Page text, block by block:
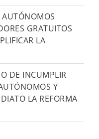
GRATUITOS
LA
DE INCUMPLIR
Y
LA REFORMA